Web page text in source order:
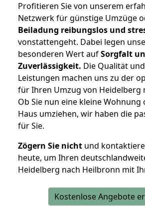
Profitieren Sie von unserem
Netzwerk für günstige Umzüge
Beiladung reibungslos und
vonstattengeht. Dabei legen
besonderen Wert aufSorgfalt
Zuverlässigkeit. Die Qualität
Leistungen machen uns zu der
für Ihren Umzug von Heidelberg
Ob Sie nun eine kleine
Haus umziehen, wir haben die
für Sie.
Zögern Sie nicht und
heute, um Ihren
Heidelberg nach Heilbronn mit
Kostenlose Angebote